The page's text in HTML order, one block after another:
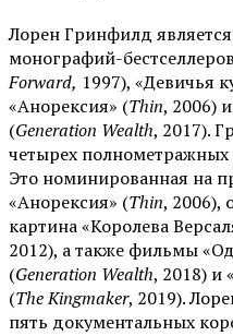
Лорен Гринфилд
монографий-
Forward, 1997), «Девичья
«Анорексия» (Thin, 2006)
(Generation Wealth, 2017).
четырех
Это номинированная на
«Анорексия» (Thin, 2006),
картина «Королева
2012), а также фильмы
(Generation Wealth, 2018) и
(The Kingmaker, 2019).
пять документальных